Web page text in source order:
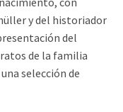
y del historiador
del
de la familia
selección de